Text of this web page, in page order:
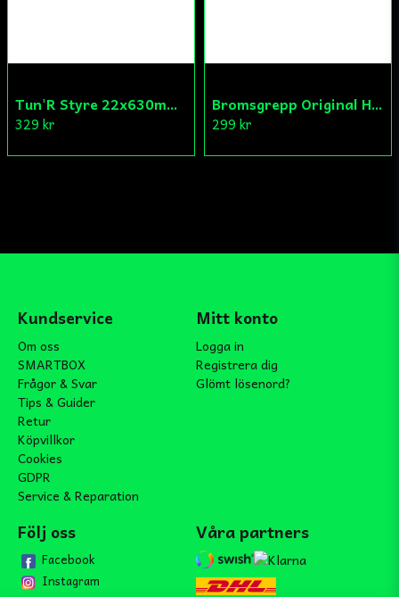
Tun'R Styre 22x630mm Vit
329 kr
Bromsgrepp Original Hö Peugeot Ludix/Speedfight/Vivacity
299 kr
Kundservice
Om oss
SMARTBOX
Frågor & Svar
Tips & Guider
Retur
Köpvillkor
Cookies
GDPR
Service & Reparation
Mitt konto
Logga in
Registrera dig
Glömt lösenord?
Följ oss
Facebook
Instagram
Våra partners